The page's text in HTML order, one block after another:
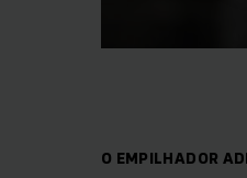
O EMPILHADOR